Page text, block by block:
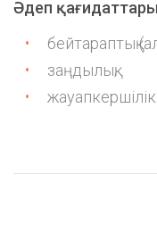
Әдеп қағидаттары
бейтараптық
заңдылық;
жауапкершілік.